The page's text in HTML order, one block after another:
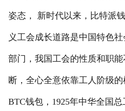
姿态， 新时代以来，比特派
义工会成长道路是中国特色
部门，我国工会的性质和职
断，全心全意依靠工人阶级的
BTC钱包，1925年中华全国